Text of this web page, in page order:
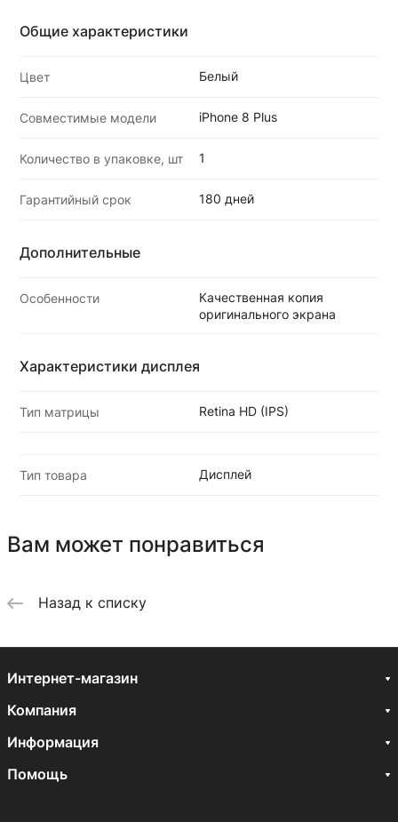
Общие характеристики
Цвет Белый
Совместимые модели iPhone 8 Plus
Количество в упаковке, шт 1
Гарантийный срок 180 дней
Дополнительные
Особенности
Качественная копия
оригинального экрана
Характеристики дисплея
Тип матрицы Retina HD (IPS)
Тип товара Дисплей
Вам может понравиться
Назад к списку
Интернет-магазин
Компания
Информация
Помощь